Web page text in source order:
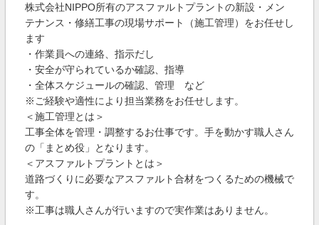
株式会社NIPPO所有のアスファルトプラントの新設・メン
テナンス・修繕工事の現場サポート（施工管理）をお任せし
ます
・作業員への連絡、指示だし
・安全が守られているか確認、指導
・全体スケジュールの確認、管理 など
※ご経験や適性により担当業務をお任せします。
＜施工管理とは＞
工事全体を管理・調整するお仕事です。手を動かす職人さん
の「まとめ役」となります。
＜アスファルトプラントとは＞
道路づくりに必要なアスファルト合材をつくるための機械で
す。
※工事は職人さんが行いますので実作業はありません。